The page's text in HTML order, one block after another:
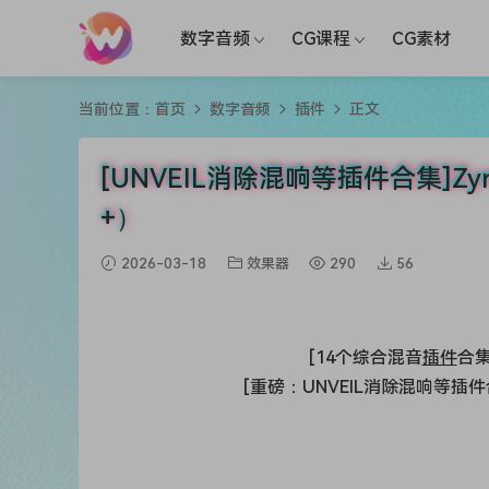
数字音频 CG课程 CG素材
当前位置： 首页 数字音频 插件 正文
[UNVEIL消除混响等插件合集
+）
2026-03-18 效果器 290 56
[14个综合混音插件合
[重磅：UNVEIL消除混响等插